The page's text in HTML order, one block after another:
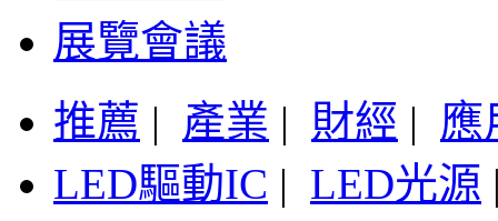
展覽會議
推薦 | 產業 | 財經 | 應
LED驅動IC | LED光源